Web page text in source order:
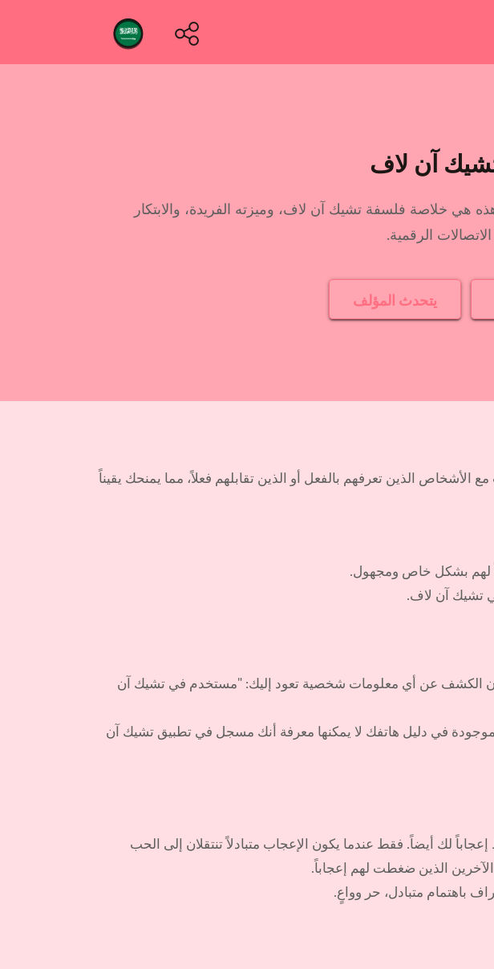
آن لاف
هي خلاصة فلسفة تشيك آن لاف، وميزته الفريدة، والابتكار
الرقمية.
يتحدث المؤلف
الذين تعرفهم بالفعل أو الذين تقابلهم فعلاً، مما يمنحك يقيناً
لهم بشكل خاص ومجهول.
تشيك آن لاف.
الكشف عن أي معلومات شخصية تعود إليك: "مستخدم في تشيك آن
في دليل هاتفك لا يمكنها معرفة أنك مسجل في تطبيق تشيك آن
لك أيضاً. فقط عندما يكون الإعجاب متبادلاً تنتقلان إلى الحب
الذين ضغطت لهم إعجاباً.
باهتمام متبادل، حر وواعٍ.